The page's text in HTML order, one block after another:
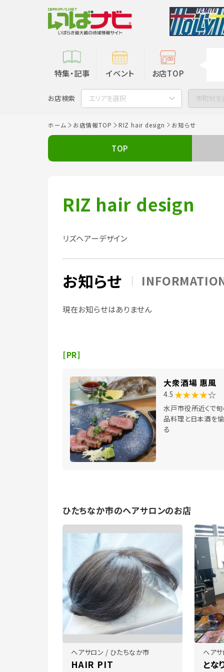
特集・記事 イベント お店TOP
お店検索 エリアを選択 市町村を
ホーム お店情報TOP RIZ hair design お知らせ
TOP
RIZ hair design
リズヘアーデザイン
お知らせ
現在お知らせはありません
[PR]
大衆酒場 惠風
4.5 ★★★★☆
水戸市役所近くで
品料理と日本酒を
る
ひたちなか市のヘアサロンのお店
ヘアサロン / ひたちなか市
HAIR PIT
ヘア
とな